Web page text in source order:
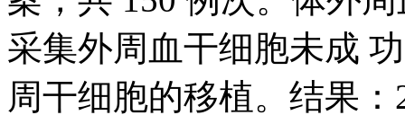
采集外周血干细胞未成
周干细胞的移植。结果